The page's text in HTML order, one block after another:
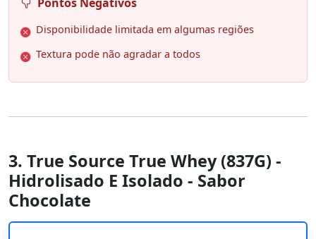
Disponibilidade limitada em algumas regiões
Textura pode não agradar a todos
3. True Source True Whey (837G) -
Hidrolisado E Isolado - Sabor
Chocolate